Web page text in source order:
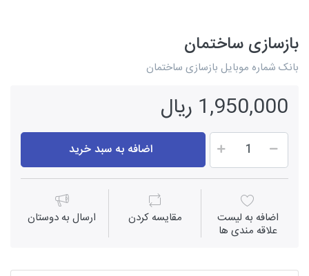
بازسازی ساختمان
بانک شماره موبایل بازسازی ساختمان
1,950,000 ریال
اضافه به سبد خرید
اضافه به لیست
علاقه مندی ها
مقايسه كردن ارسال به دوستان